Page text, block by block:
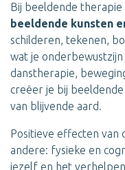
Bij beeldende therapie
beeldende kunsten
schilderen, tekenen,
wat je
danstherapie,
creëer je bij
van blijvende aard.
Positieve effecten
andere: fysieke en
jezelf en het